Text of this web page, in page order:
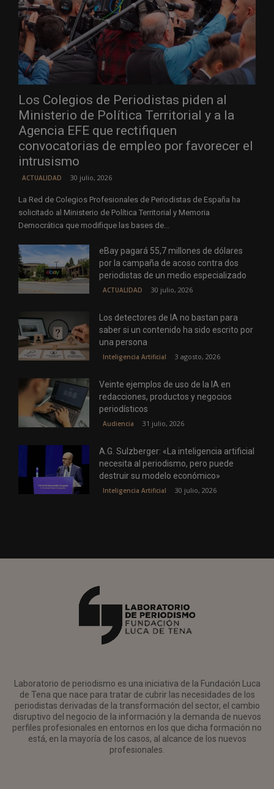
Los Colegios de Periodistas piden al
Ministerio de Política Territorial y a la
Agencia EFE que rectifiquen
convocatorias de empleo por favorecer el
intrusismo
ACTUALIDAD 30 julio, 2026
La Red de Colegios Profesionales de Periodistas de España ha
solicitado al Ministerio de Política Territorial y Memoria
Democrática que modifique las bases de...
eBay pagará 55,7 millones de dólares
por la campaña de acoso contra dos
periodistas de un medio especializado
ACTUALIDAD 30 julio, 2026
Los detectores de IA no bastan para
saber si un contenido ha sido escrito por
una persona
Inteligencia Artificial 3 agosto, 2026
Veinte ejemplos de uso de la IA en
redacciones, productos y negocios
periodísticos
Audiencia 31 julio, 2026
A.G. Sulzberger: «La inteligencia artificial
necesita al periodismo, pero puede
destruir su modelo económico»
Inteligencia Artificial 30 julio, 2026
Laboratorio de periodismo es una iniciativa de la Fundación Luca
de Tena que nace para tratar de cubrir las necesidades de los
periodistas derivadas de la transformación del sector, el cambio
disruptivo del negocio de la información y la demanda de nuevos
perfiles profesionales en entornos en los que dicha formación no
está, en la mayoría de los casos, al alcance de los nuevos
profesionales.